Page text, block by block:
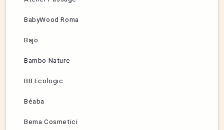
BabyWood Roma
Bajo
Bambo Nature
BB Ecologic
Béaba
Bema Cosmetici